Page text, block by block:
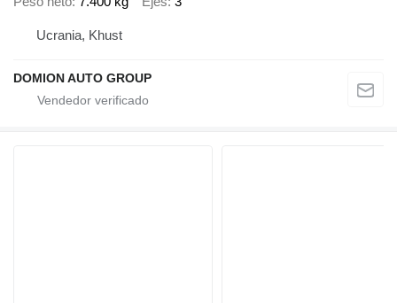
Ucrania, Khust
DOMION AUTO GROUP